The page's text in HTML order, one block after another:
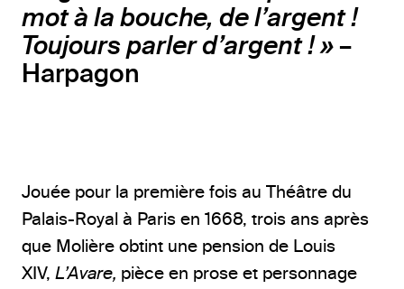
mot à la bouche, de l’argent !
Toujours parler d’argent ! »–
Harpagon
Jouée pour la première fois au Théâtre du
Palais-Royal à Paris en 1668, trois ans après
que Molière obtint une pension de Louis
XIV, L’Avare, pièce en prose et personnage